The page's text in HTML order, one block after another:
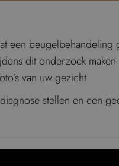
een
dit onderzoek
van uw gezicht.
stellen en een